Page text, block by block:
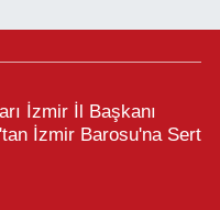
İzmir İl Başkanı
İzmir Barosu'na Sert